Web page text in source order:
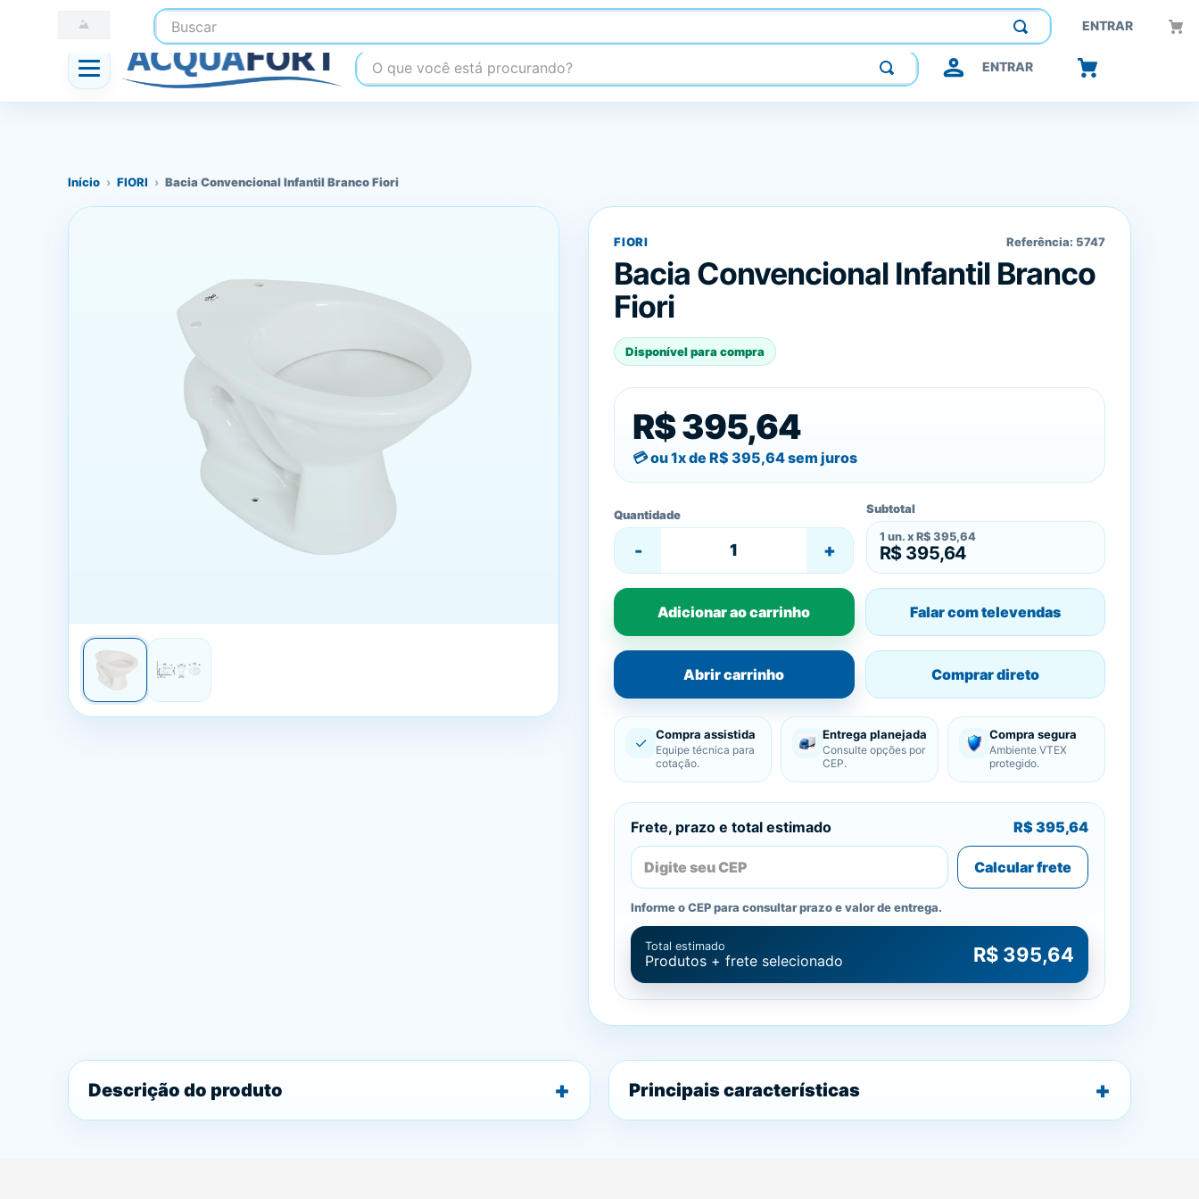
Buscar ENTRAR
☎ (41) 3247-1199 Construindo confiança, inovando o futuro.
O que você está procurando? ENTRAR
Início › FIORI › Bacia Convencional Infantil Branco Fiori
FIORI Referência: 5747
Bacia Convencional Infantil Branco
Fiori
Disponível para compra
R$ 395,64
ou 1x de R$ 395,64sem juros
Quantidade
- +
Subtotal
1 un. x R$ 395,64
R$ 395,64
Adicionar ao carrinho Falar com televendas
Abrir carrinho Comprar direto
✓ Compra assistida
Equipe técnica para
cotação.
Entrega planejada
Consulte opções por
CEP.
Compra segura
Ambiente VTEX
protegido.
Frete, prazo e total estimado R$ 395,64
Calcular frete
Informe o CEP para consultar prazo e valor de entrega.
Total estimado
Produtos + frete selecionado R$ 395,64
Descrição do produto Principais características